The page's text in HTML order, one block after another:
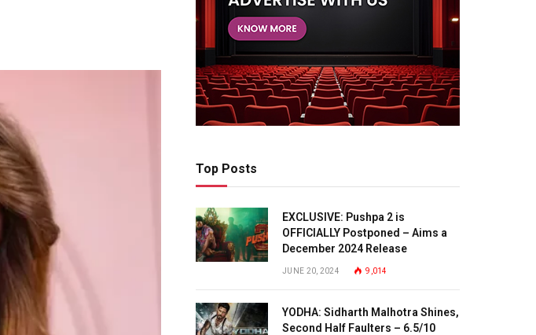
Top Posts
EXCLUSIVE: Pushpa 2 is
OFFICIALLY Postponed – Aims a
December 2024 Release
JUNE 20, 2024 9,014
YODHA: Sidharth Malhotra Shines,
Second Half Faulters – 6.5/10